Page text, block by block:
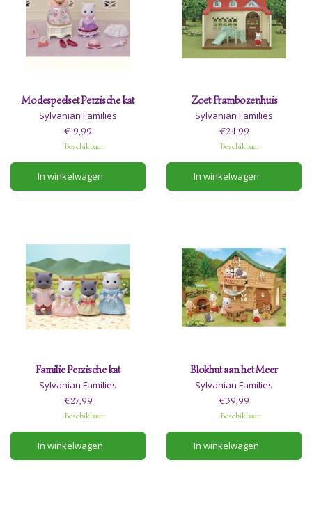
Modespeelset Perzische kat
Sylvanian Families
€19,99
Beschikbaar
In winkelwagen
Zoet Frambozenhuis
Sylvanian Families
€24,99
Beschikbaar
In winkelwagen
Familie Perzische kat
Sylvanian Families
€27,99
Beschikbaar
In winkelwagen
Blokhut aan het Meer
Sylvanian Families
€39,99
Beschikbaar
In winkelwagen